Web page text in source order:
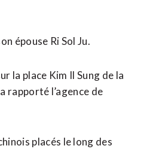
épouse Ri Sol Ju.
la place Kim Il Sung de la
rapporté l’agence de
placés le long des